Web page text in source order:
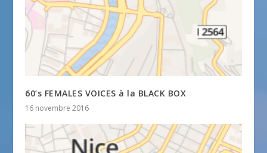
60’s FEMALES VOICES à la BLACK BOX
16 novembre 2016